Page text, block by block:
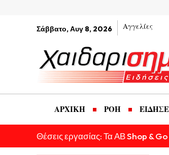
Σάββατο, Αυγ 8, 2026 Αγγελίες
ΑΡΧΙΚΗ ΡΟΗ
Θέσεις εργασίας: Τα ΑΒ Shop &